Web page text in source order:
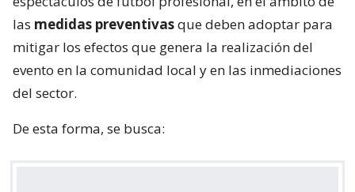
las medidas preventivasque deben adoptar para
mitigar los efectos que genera la realización del
evento en la comunidad local y en las inmediaciones
del sector.
De esta forma, se busca: